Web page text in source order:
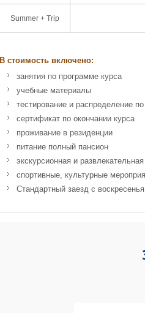
Summer + Trip
В стоимость включено:
занятия по программе курса
учебные материалы
тестирование и распределение
сертификат по окончании курса
проживание в резиденции
питание полный пансион
экскурсионная и
спортивные, культурные
Стандартный заезд с